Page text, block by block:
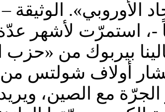
-، استمرّت لأشهر عدّة
بيربوك من
أولاف شولتس
مع الصين،